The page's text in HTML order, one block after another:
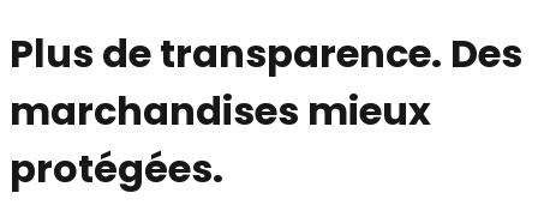
Plus de transparence. Des
marchandises mieux
protégées.